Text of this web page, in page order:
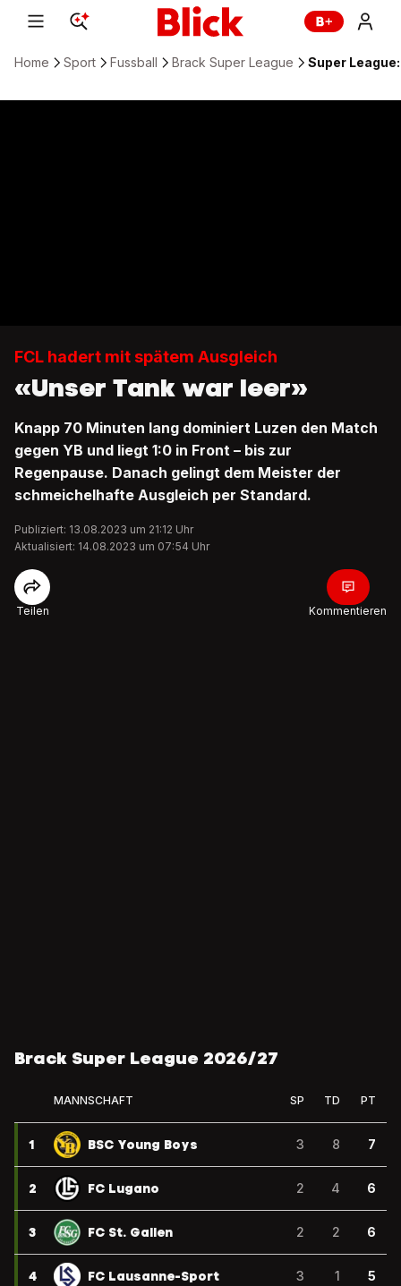
Home Sport Fussball Brack Super League Super
FCL hadert mit spätem Ausgleich
«Unser Tank war leer»
Knapp 70 Minuten lang dominiert Luzen den Match
gegen YB und liegt 1:0 in Front – bis zur
Regenpause. Danach gelingt dem Meister der
schmeichelhafte Ausgleich per Standard.
Publiziert: 13.08.2023 um 21:12 Uhr
Aktualisiert: 14.08.2023 um 07:54 Uhr
Teilen Kommentieren
Brack Super League 2026/27
MANNSCHAFT SP TD PT
1 BSC Young Boys 3 8 7
2 FC Lugano 2 4 6
3 FC St. Gallen 2 2 6
4 FC Lausanne-Sport 3 1 5